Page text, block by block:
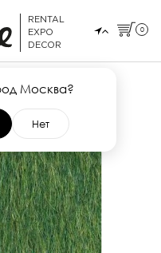
RENTAL
EXPO
DECOR
Москва?
Нет
0